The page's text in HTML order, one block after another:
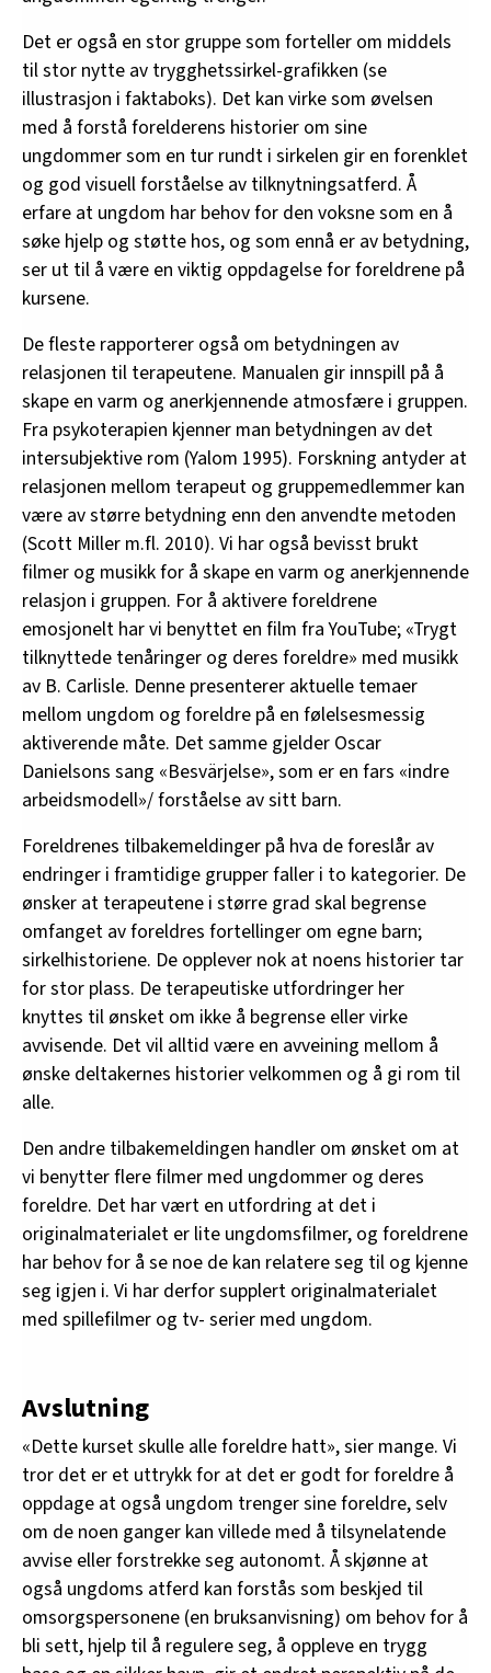
Det er også en stor gruppe som forteller om middels
til stor nytte av trygghetssirkel-grafikken (se
illustrasjon i faktaboks). Det kan virke som øvelsen
med å forstå forelderens historier om sine
ungdommer som en tur rundt i sirkelen gir en forenklet
og god visuell forståelse av tilknytningsatferd. Å
erfare at ungdom har behov for den voksne som en å
søke hjelp og støtte hos, og som ennå er av betydning,
ser ut til å være en viktig oppdagelse for foreldrene på
kursene.
De fleste rapporterer også om betydningen av
relasjonen til terapeutene. Manualen gir innspill på å
skape en varm og anerkjennende atmosfære i gruppen.
Fra psykoterapien kjenner man betydningen av det
intersubjektive rom (Yalom 1995). Forskning antyder at
relasjonen mellom terapeut og gruppemedlemmer kan
være av større betydning enn den anvendte metoden
(Scott Miller m.fl. 2010). Vi har også bevisst brukt
filmer og musikk for å skape en varm og anerkjennende
relasjon i gruppen. For å aktivere foreldrene
emosjonelt har vi benyttet en film fra YouTube; «Trygt
tilknyttede tenåringer og deres foreldre» med musikk
av B. Carlisle. Denne presenterer aktuelle temaer
mellom ungdom og foreldre på en følelsesmessig
aktiverende måte. Det samme gjelder Oscar
Danielsons sang «Besvärjelse», som er en fars «indre
arbeidsmodell»/ forståelse av sitt barn.
Foreldrenes tilbakemeldinger på hva de foreslår av
endringer i framtidige grupper faller i to kategorier. De
ønsker at terapeutene i større grad skal begrense
omfanget av foreldres fortellinger om egne barn;
sirkelhistoriene. De opplever nok at noens historier tar
for stor plass. De terapeutiske utfordringer her
knyttes til ønsket om ikke å begrense eller virke
avvisende. Det vil alltid være en avveining mellom å
ønske deltakernes historier velkommen og å gi rom til
alle.
Den andre tilbakemeldingen handler om ønsket om at
vi benytter flere filmer med ungdommer og deres
foreldre. Det har vært en utfordring at det i
originalmaterialet er lite ungdomsfilmer, og foreldrene
har behov for å se noe de kan relatere seg til og kjenne
seg igjen i. Vi har derfor supplert originalmaterialet
med spillefilmer og tv- serier med ungdom.
Avslutning
«Dette kurset skulle alle foreldre hatt», sier mange. Vi
tror det er et uttrykk for at det er godt for foreldre å
oppdage at også ungdom trenger sine foreldre, selv
om de noen ganger kan villede med å tilsynelatende
avvise eller forstrekke seg autonomt. Å skjønne at
også ungdoms atferd kan forstås som beskjed til
omsorgspersonene (en bruksanvisning) om behov for å
bli sett, hjelp til å regulere seg, å oppleve en trygg